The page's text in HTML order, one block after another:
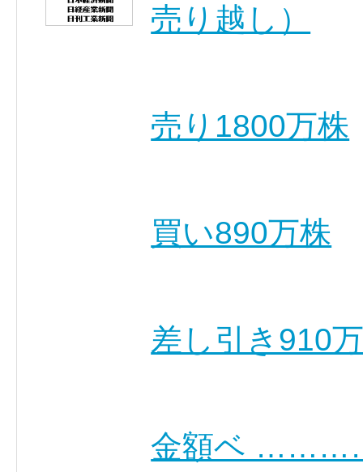
売り越し）
売り1800万株
買い890万株
差し引き910
金額ベ